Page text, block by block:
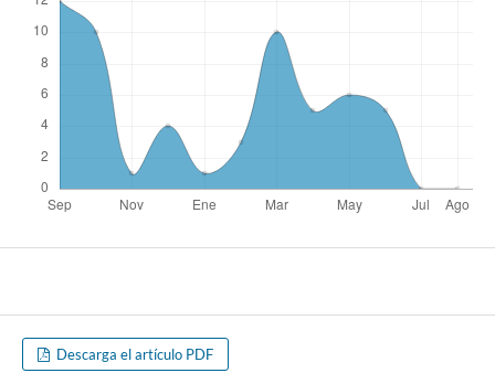
Descarga el artículo PDF